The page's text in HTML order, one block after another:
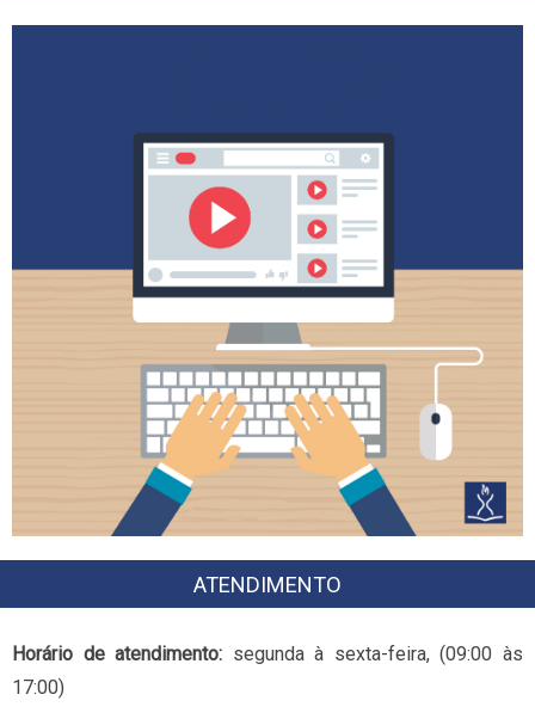
ATENDIMENTO
Horário de atendimento: segunda à sexta-feira, (09:00 às
17:00)